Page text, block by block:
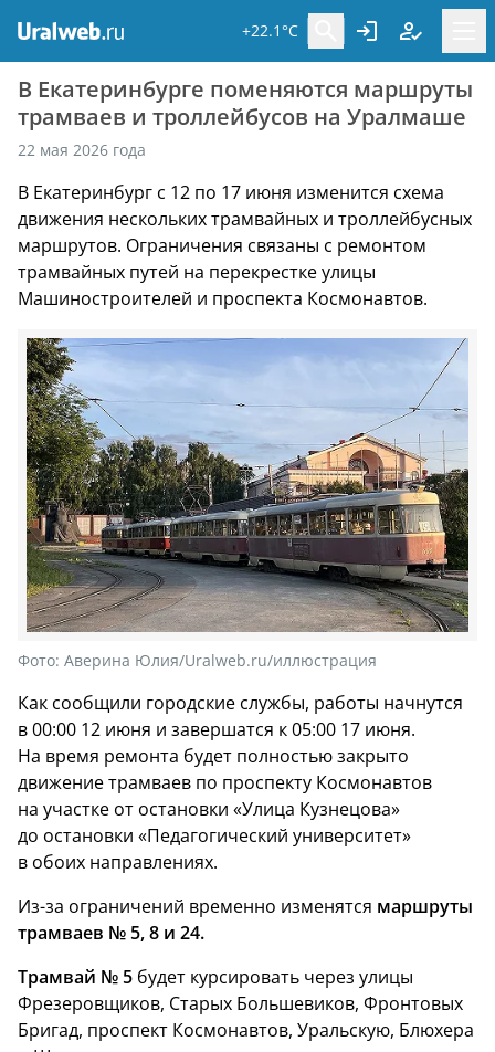
+22.1°C
В Екатеринбурге поменяются маршруты
трамваев и троллейбусов на Уралмаше
22 мая 2026 года
В Екатеринбург с 12 по 17 июня изменится схема
движения нескольких трамвайных и троллейбусных
маршрутов. Ограничения связаны с ремонтом
трамвайных путей на перекрестке улицы
Машиностроителей и проспекта Космонавтов.
Фото: Аверина Юлия/Uralweb.ru/иллюстрация
Как сообщили городские службы, работы начнутся
в 00:00 12 июня и завершатся к 05:00 17 июня.
На время ремонта будет полностью закрыто
движение трамваев по проспекту Космонавтов
на участке от остановки «Улица Кузнецова»
до остановки «Педагогический университет»
в обоих направлениях.
Из-за ограничений временно изменятся маршруты
трамваев № 5, 8 и 24.
Трамвай № 5 будет курсировать через улицы
Фрезеровщиков, Старых Большевиков, Фронтовых
Бригад, проспект Космонавтов, Уральскую, Блюхера